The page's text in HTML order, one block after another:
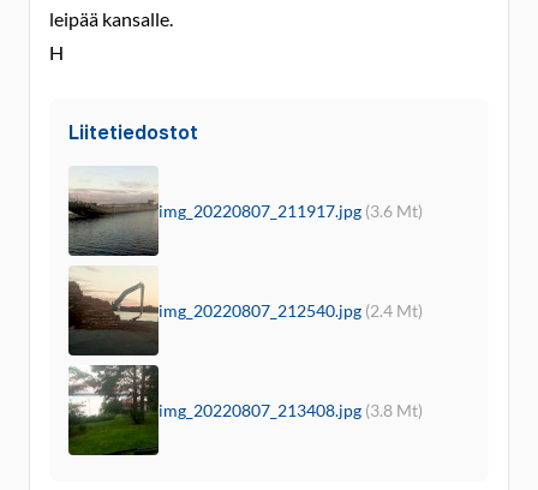
leipää kansalle.
H
Liitetiedostot
img_20220807_211917.jpg (3.6 Mt)
img_20220807_212540.jpg (2.4 Mt)
img_20220807_213408.jpg (3.8 Mt)